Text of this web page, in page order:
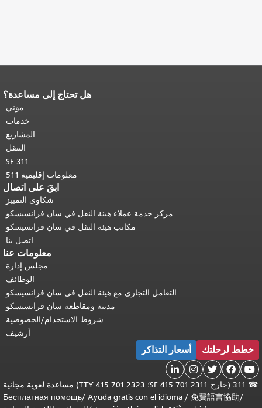
هل تحتاج إلى مساعدة؟
موني
خدمات
المشاريع
التنقل
SF 311
معلومات إقليمية 511
ابقَ على اتصال
شكاوى التمييز
مركز خدمة عملاء هيئة النقل في سان فرانسيسكو
مكاتب هيئة النقل في سان فرانسيسكو
اتصل بنا
معلومات عنا
مجلس إدارة
الوظائف
التعامل التجاري مع هيئة النقل في سان فرانسيسكو
مدينة ومقاطعة سان فرانسيسكو
شروط الاستخدام/الخصوصية
أرشيف
خطط لرحلتك أسعار التذاكر





☎
311 (خارج SF 415.701.2311؛ TTY 415.701.2323) مساعدة لغوية مجانية
/
免費語言協助
/
Ayuda gratis con el idioma
/
Бесплатная помощь